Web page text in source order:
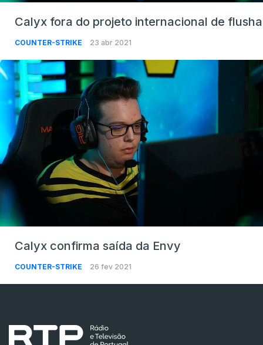
Calyx fora do projeto internacional de flusha
COUNTER-STRIKE 23 abr 2021
Calyx confirma saída da Envy
COUNTER-STRIKE 26 fev 2021